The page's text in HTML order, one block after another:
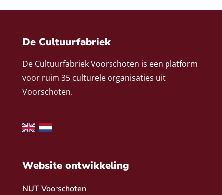
De Cultuurfabriek
De Cultuurfabriek Voorschoten is een platform
voor ruim 35 culturele organisaties uit
Voorschoten.
Website ontwikkeling
NUT Voorschoten